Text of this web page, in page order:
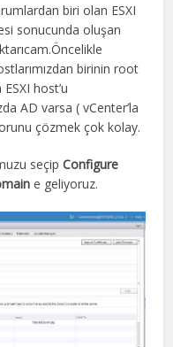
biri olan ESXI
sonucunda oluşan
birinin root
host’u
AD varsa ( vCenter’la
çözmek çok kolay.
seçipConfigure
e geliyoruz.